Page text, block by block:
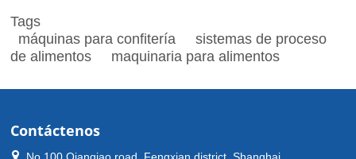
Tags
máquinas para confitería
sistemas de proceso
de alimentos
maquinaria para alimentos
Contáctenos
No.100 Qianqiao road, Fengxian district, Shanghai